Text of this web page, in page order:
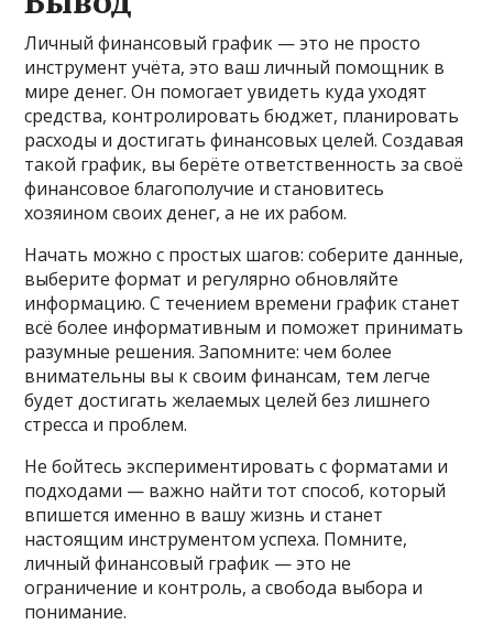
Личный финансовый график — это не просто
инструмент учёта, это ваш личный помощник в
мире денег. Он помогает увидеть куда уходят
средства, контролировать бюджет, планировать
расходы и достигать финансовых целей. Создавая
такой график, вы берёте ответственность за своё
финансовое благополучие и становитесь
хозяином своих денег, а не их рабом.
Начать можно с простых шагов: соберите данные,
выберите формат и регулярно обновляйте
информацию. С течением времени график станет
всё более информативным и поможет принимать
разумные решения. Запомните: чем более
внимательны вы к своим финансам, тем легче
будет достигать желаемых целей без лишнего
стресса и проблем.
Не бойтесь экспериментировать с форматами и
подходами — важно найти тот способ, который
впишется именно в вашу жизнь и станет
настоящим инструментом успеха. Помните,
личный финансовый график — это не
ограничение и контроль, а свобода выбора и
понимание.